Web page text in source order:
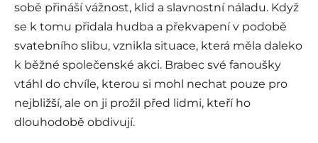
sobě přináší vážnost, klid a slavnostní náladu. Když
se k tomu přidala hudba a překvapení v podobě
svatebního slibu, vznikla situace, která měla daleko
k běžné společenské akci. Brabec své fanoušky
vtáhl do chvíle, kterou si mohl nechat pouze pro
nejbližší, ale on ji prožil před lidmi, kteří ho
dlouhodobě obdivují.